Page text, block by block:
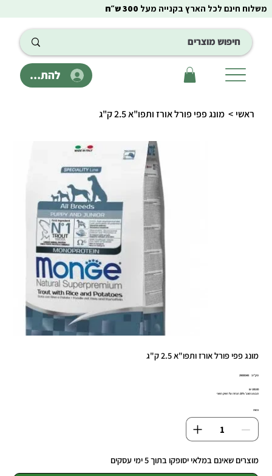
להתחבר
משלוח חינם לכל הארץ בקנייה מעל 300 ש״ח
ראשי > מונג פפי פורל אורז ותפו"א 2.5 ק"ג
מונג פפי פורל אורז ותפו"א 2.5 ק"ג
מק"ט:מק"ט
29000343
מחיר‏100.00 ‏₪
מבצע מונג' 20% הנחה על השק השני
כמות
מוצרים שאינם במלאי יסופקו בתוך 5 ימי עסקים